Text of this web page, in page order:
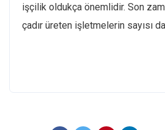
işçilik oldukça önemlidir. Son
çadır üreten işletmelerin sayısı da